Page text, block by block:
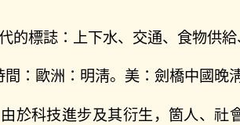
的標誌：上下水、交通、食物供
：歐洲：明淸。美：劍橋中國晚
於科技進步及其衍生，箇人、